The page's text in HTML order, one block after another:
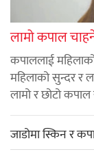
लामो कपाल
कपाललाई
महिलाको सुन्दर र
लामो र छोटो कपाल
जाडोमा स्किन र